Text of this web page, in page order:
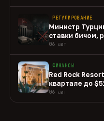
РЕГУЛИРОВАНИЕ
Министр
ставки бичом,
06 авг
ФИНАНСЫ
Red Rock
квартале до
06 авг